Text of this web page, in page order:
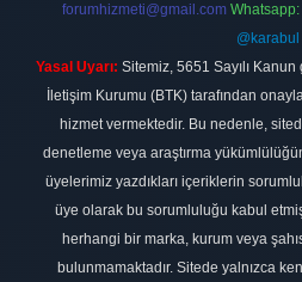
forumhizmeti@gmail.com
@karabul
Yasal Uyarı: Sitemiz, 5651 Sayılı
İletişim Kurumu (BTK) tarafından
hizmet vermektedir. Bu nedenle,
denetleme veya araştırma
üyelerimiz yazdıkları içeriklerin
üye olarak bu sorumluluğu kabul
herhangi bir marka, kurum veya
bulunmamaktadır. Sitede yalnızca